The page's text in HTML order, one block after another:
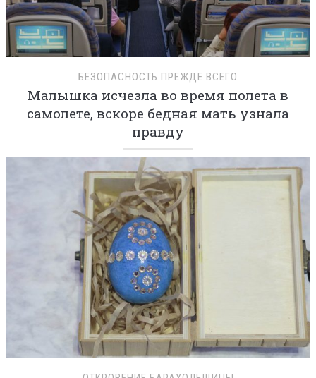
БЕЗОПАСНОСТЬ ПРЕЖДЕ ВСЕГО
Малышка исчезла во время полета в
самолете, вскоре бедная мать узнала
правду